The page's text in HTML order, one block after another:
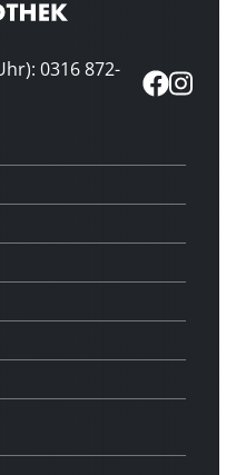
0316 872-